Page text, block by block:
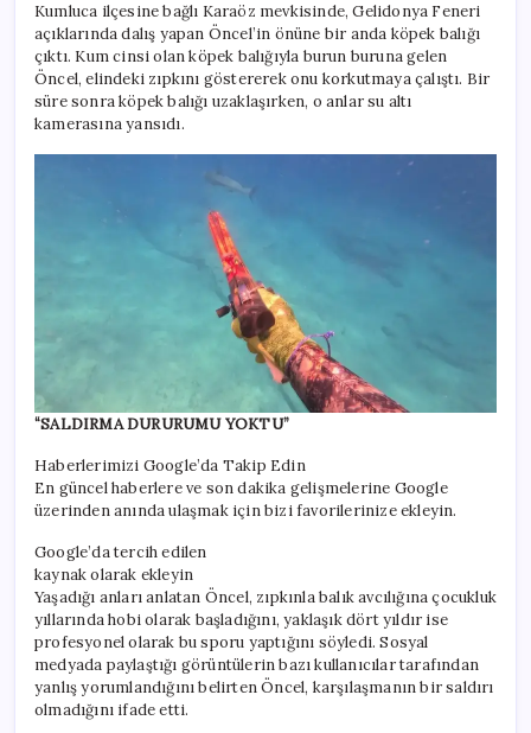
Köpek
balığıyla
burun
buruna
geldi
Kumluca ilçesine bağlı Karaöz mevkisinde, Gelidonya Feneri
açıklarında dalış yapan Öncel’in önüne bir anda köpek balığı
çıktı. Kum cinsi olan köpek balığıyla burun buruna gelen
Öncel, elindeki zıpkını göstererek onu korkutmaya çalıştı. Bir
süre sonra köpek balığı uzaklaşırken, o anlar su altı
kamerasına yansıdı.
“SALDIRMA DURURUMU YOKTU”
Haberlerimizi Google’da Takip Edin
En güncel haberlere ve son dakika gelişmelerine Google
üzerinden anında ulaşmak için bizi favorilerinize ekleyin.
Google’da tercih edilen
kaynak olarak ekleyin
Yaşadığı anları anlatan Öncel, zıpkınla balık avcılığına çocukluk
yıllarında hobi olarak başladığını, yaklaşık dört yıldır ise
profesyonel olarak bu sporu yaptığını söyledi. Sosyal
medyada paylaştığı görüntülerin bazı kullanıcılar tarafından
yanlış yorumlandığını belirten Öncel, karşılaşmanın bir saldırı
olmadığını ifade etti.